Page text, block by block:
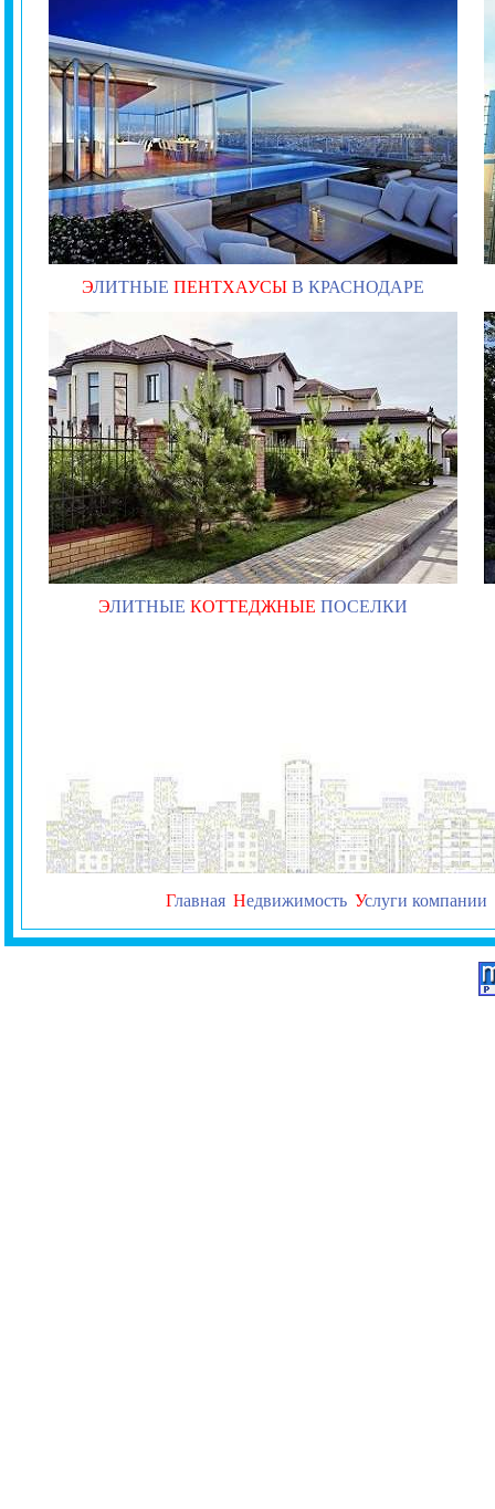
ЭЛИТНЫЕ ПЕНТХАУСЫ В КРАСНОДАРЕ
ЭЛИТНЫЕ КОТТЕДЖНЫЕ ПОСЕЛКИ
Главная Недвижимость Услуги компании